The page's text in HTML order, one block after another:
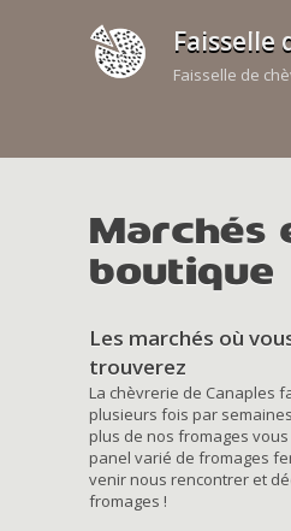
Faisselle
Faisselle de
Marchés
boutique
Les marchés où
trouverez
La chèvrerie de Canaples
plusieurs fois par
plus de nos fromages
panel varié de fromages
venir nous rencontrer et
fromages !